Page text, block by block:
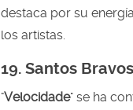
destaca por su
los artistas.
19. Santos
"Velocidade" se ha